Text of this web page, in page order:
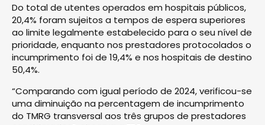
Do total de utentes operados em hospitais públicos,
20,4% foram sujeitos a tempos de espera superiores
ao limite legalmente estabelecido para o seu nível de
prioridade, enquanto nos prestadores protocolados o
incumprimento foi de 19,4% e nos hospitais de destino
50,4%.
“Comparando com igual período de 2024, verificou-se
uma diminuição na percentagem de incumprimento
do TMRG transversal aos três grupos de prestadores